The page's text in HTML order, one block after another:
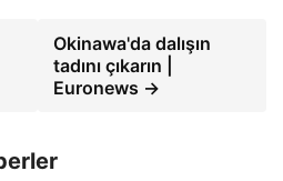
Okinawa'da dalışın
tadını çıkarın |
Euronews →